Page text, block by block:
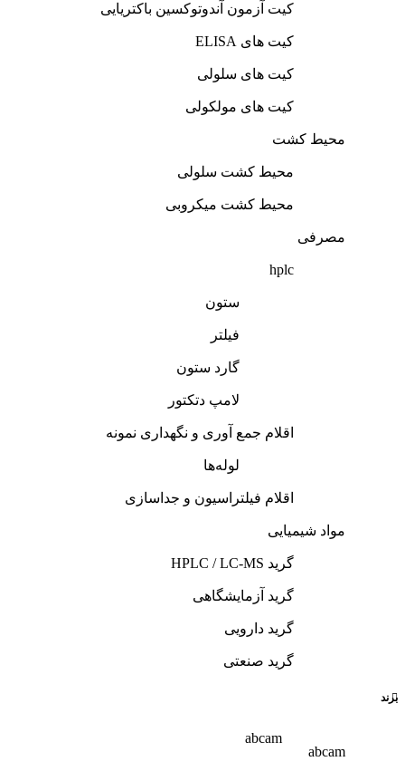
کیت آزمون آندوتوکسین باکتریایی
کیت‌ های ELISA
کیت‌ های سلولی
کیت‌ های مولکولی
محیط کشت
محیط کشت سلولی
محیط کشت میکروبی
مصرفی
hplc
ستون
فیلتر
گارد ستون
لامپ دتکتور
اقلام جمع‌ آوری و نگهداری نمونه
لوله‌ها
اقلام فیلتراسیون و جداسازی
مواد شیمیایی
گرید HPLC / LC-MS
گرید آزمایشگاهی
گرید دارویی
گرید صنعتی
برند
abcam
abcam